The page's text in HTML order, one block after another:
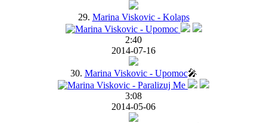
29. Marina Viskovic - Kolaps
2:40
2014-07-16
30. Marina Viskovic - Upomoc🎤
3:08
2014-05-06